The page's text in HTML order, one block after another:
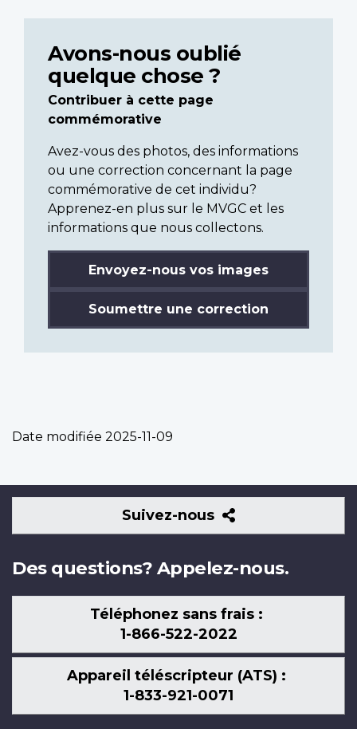
Avons-nous oublié
quelque chose ?
Contribuer à cette page
commémorative
Avez-vous des photos, des informations
ou une correction concernant la page
commémorative de cet individu?
Apprenez-en plus sur le MVGC et les
informations que nous collectons.
Envoyez-nous vos images
Soumettre une correction
Date modifiée 2025-11-09
Suivez-nous
Suivez-
nous
Des questions? Appelez-nous.
Téléphonez sans frais :
1-866-522-2022
Appareil téléscripteur (ATS) :
1-833-921-0071